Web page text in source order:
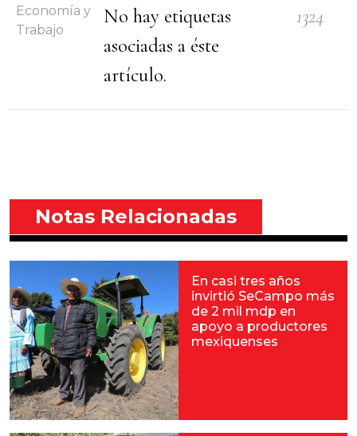
Economía y
Trabajo
No hay etiquetas
asociadas a éste
artículo.
1324
Notas Relacionadas
En casi tres años
invirtió SeCampo más
de 2 mil mdp en
apoyo a productores
mexiquenses